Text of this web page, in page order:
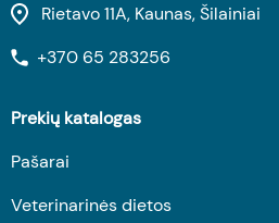
Rietavo 11A, Kaunas, Šilainiai
+370 65 283256
Prekių katalogas
Pašarai
Veterinarinės dietos